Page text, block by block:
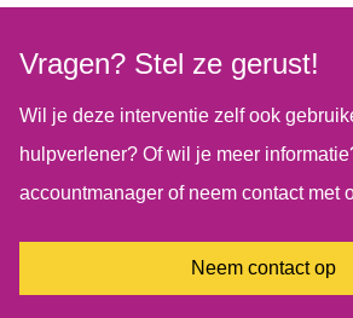
de Wet op Medische Hulpmiddelen.
Vragen? Stel ze gerust!
Wil je deze interventie zelf ook
hulpverlener? Of wil je meer
accountmanager of neem contact met
Neem contact op